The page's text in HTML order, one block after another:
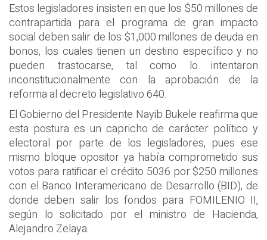
Estos legisladores insisten en que los $50 millones de
contrapartida para el programa de gran impacto
social deben salir de los $1,000 millones de deuda en
bonos, los cuales tienen un destino específico y no
pueden trastocarse, tal como lo intentaron
inconstitucionalmente con la aprobación de la
reforma al decreto legislativo 640.
El Gobierno del Presidente Nayib Bukele reafirma que
esta postura es un capricho de carácter político y
electoral por parte de los legisladores, pues ese
mismo bloque opositor ya había comprometido sus
votos para ratificar el crédito 5036 por $250 millones
con el Banco Interamericano de Desarrollo (BID), de
donde deben salir los fondos para FOMILENIO II,
según lo solicitado por el ministro de Hacienda,
Alejandro Zelaya.